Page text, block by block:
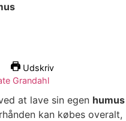
Udskriv
Grandahl
at lave sin egen humus
kan købes overalt,